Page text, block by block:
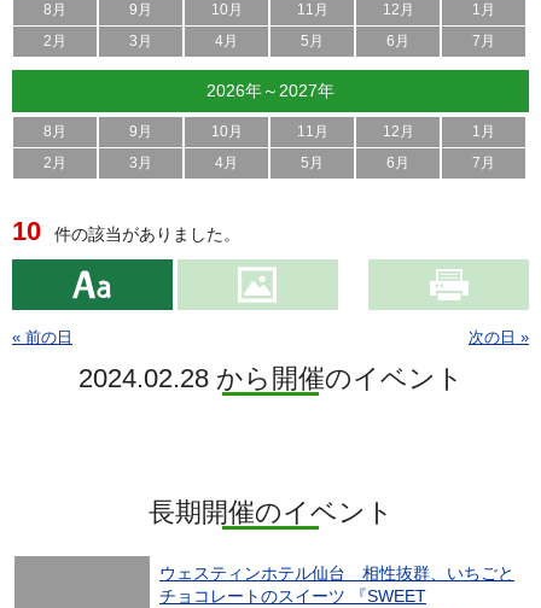
8月 9月 10月 11月 12月
1月
2月
3月 4月 5月 6月 7月
2026年～2027年
8月 9月 10月 11月 12月
1月
2月
3月 4月 5月 6月 7月
10 件の該当がありました。
« 前の日 次の日 »
2024.02.28 から開催のイベント
長期開催のイベント
ウェスティンホテル仙台 相性抜群、いちごと
チョコレートのスイーツ 『SWEET